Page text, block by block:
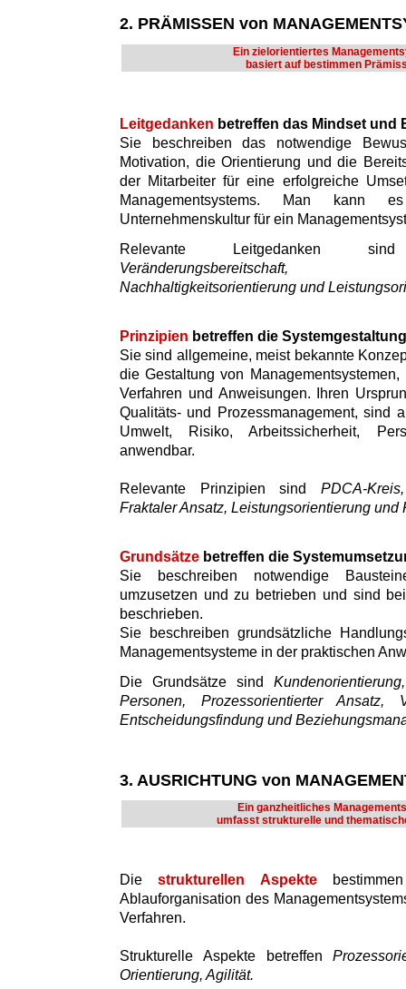
2. PRÄMISSEN von
Ein zielorientiertes
basiert auf bestimmen
Leitgedanken betreffen das Mindset und
Sie beschreiben das notwendige
Motivation, die Orientierung und die
der Mitarbeiter für eine erfolgreiche
Managementsystems. Man kann
Unternehmenskultur für ein
Relevante Leitgedanken
Veränderungsbereitschaft,
Nachhaltigkeitsorientierung und
Prinzipien betreffen die Systemgestaltung
Sie sind allgemeine, meist bekannte
die Gestaltung von
Verfahren und Anweisungen. Ihren
Qualitäts- und Prozessmanagement, sind
Umwelt, Risiko, Arbeitssicherheit,
anwendbar.
Relevante Prinzipien sind PDCA-
Fraktaler Ansatz, Leistungsorientierung und
Grundsätze betreffen die
Sie beschreiben notwendige
umzusetzen und zu betrieben und sind
beschrieben.
Sie beschreiben grundsätzliche
Managementsysteme in der praktischen
Die Grundsätze sind
Personen, Prozessorientierter Ansatz,
Entscheidungsfindung und
3. AUSRICHTUNG von
Ein ganzheitliches
umfasst strukturelle und
Diestrukturellen Aspekte
Ablauforganisation des
Verfahren.
Strukturelle Aspekte betreffen
Orientierung, Agilität.